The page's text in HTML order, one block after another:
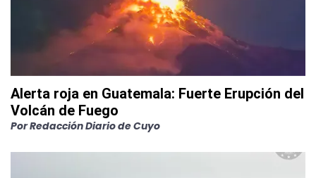
Alerta roja en Guatemala: Fuerte Erupción del
Volcán de Fuego
PorRedacción Diario de Cuyo